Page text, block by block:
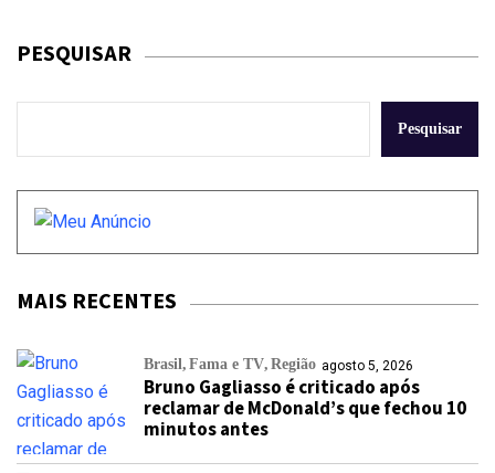
PESQUISAR
Pesquisar
MAIS RECENTES
Brasil Fama e TV Região agosto 5, 2026
Bruno Gagliasso é criticado após
reclamar de McDonald’s que fechou 10
minutos antes